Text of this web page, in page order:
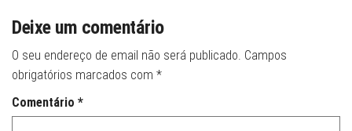
Deixe um comentário
O seu endereço de email não será publicado. Campos
obrigatórios marcados com *
Comentário *